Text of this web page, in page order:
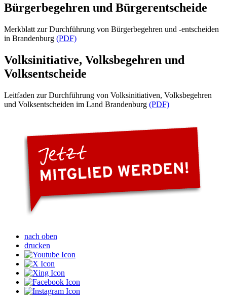
Bürgerbegehren und Bürgerentscheide
Merkblatt zur Durchführung von Bürgerbegehren und -entscheiden
in Brandenburg (PDF)
Volksinitiative, Volksbegehren und
Volksentscheide
Leitfaden zur Durchführung von Volksinitiativen, Volksbegehren
und Volksentscheiden im Land Brandenburg (PDF)
nach oben
drucken